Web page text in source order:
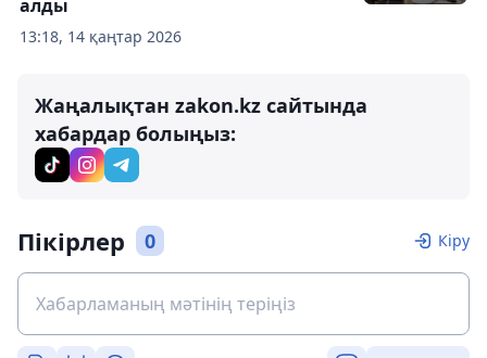
13:18, 14 қаңтар 2026
алды
Жаңалықтан zakon.kz сайтында
хабардар болыңыз:
Пікірлер 0 Кіру